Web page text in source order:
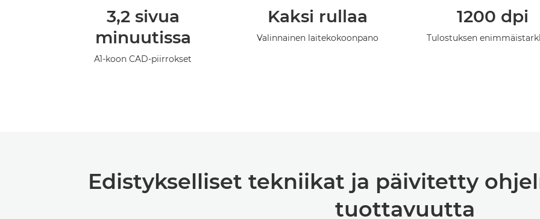
3,2 sivua
minuutissa
A1-koon CAD-piirrokset
Kaksi rullaa
Valinnainen laitekokoonpano
1200 dpi
Tulostuksen
Edistykselliset tekniikat ja päivitetty
tuottavuutta